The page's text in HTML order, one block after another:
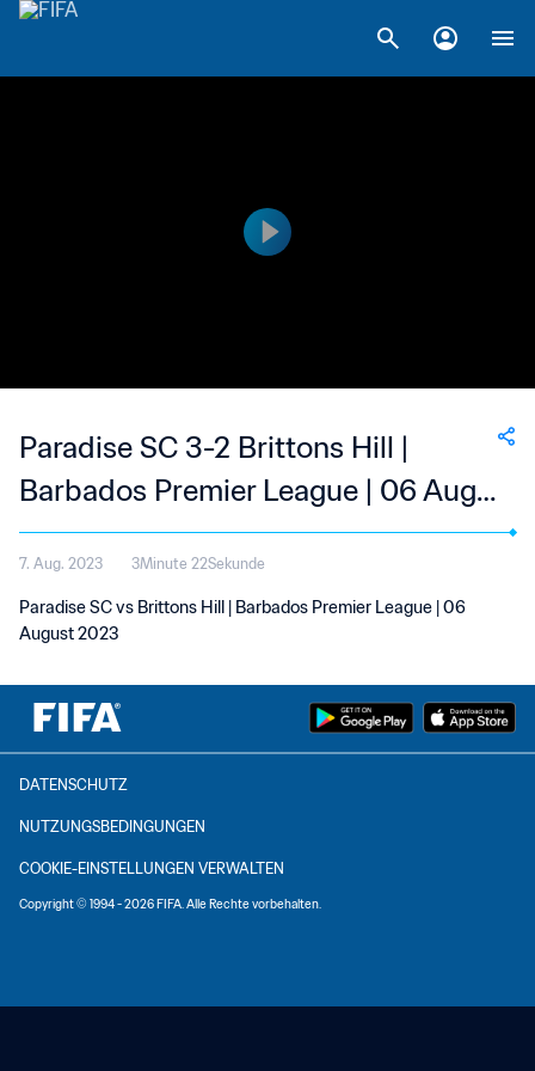
Paradise SC 3-2 Brittons Hill |
Barbados Premier League | 06 Aug
2023
7. Aug. 2023 3Minute 22Sekunde
Paradise SC vs Brittons Hill | Barbados Premier League | 06
August 2023
DATENSCHUTZ
NUTZUNGSBEDINGUNGEN
COOKIE-EINSTELLUNGEN VERWALTEN
Copyright © 1994 - 2026 FIFA. Alle Rechte vorbehalten.